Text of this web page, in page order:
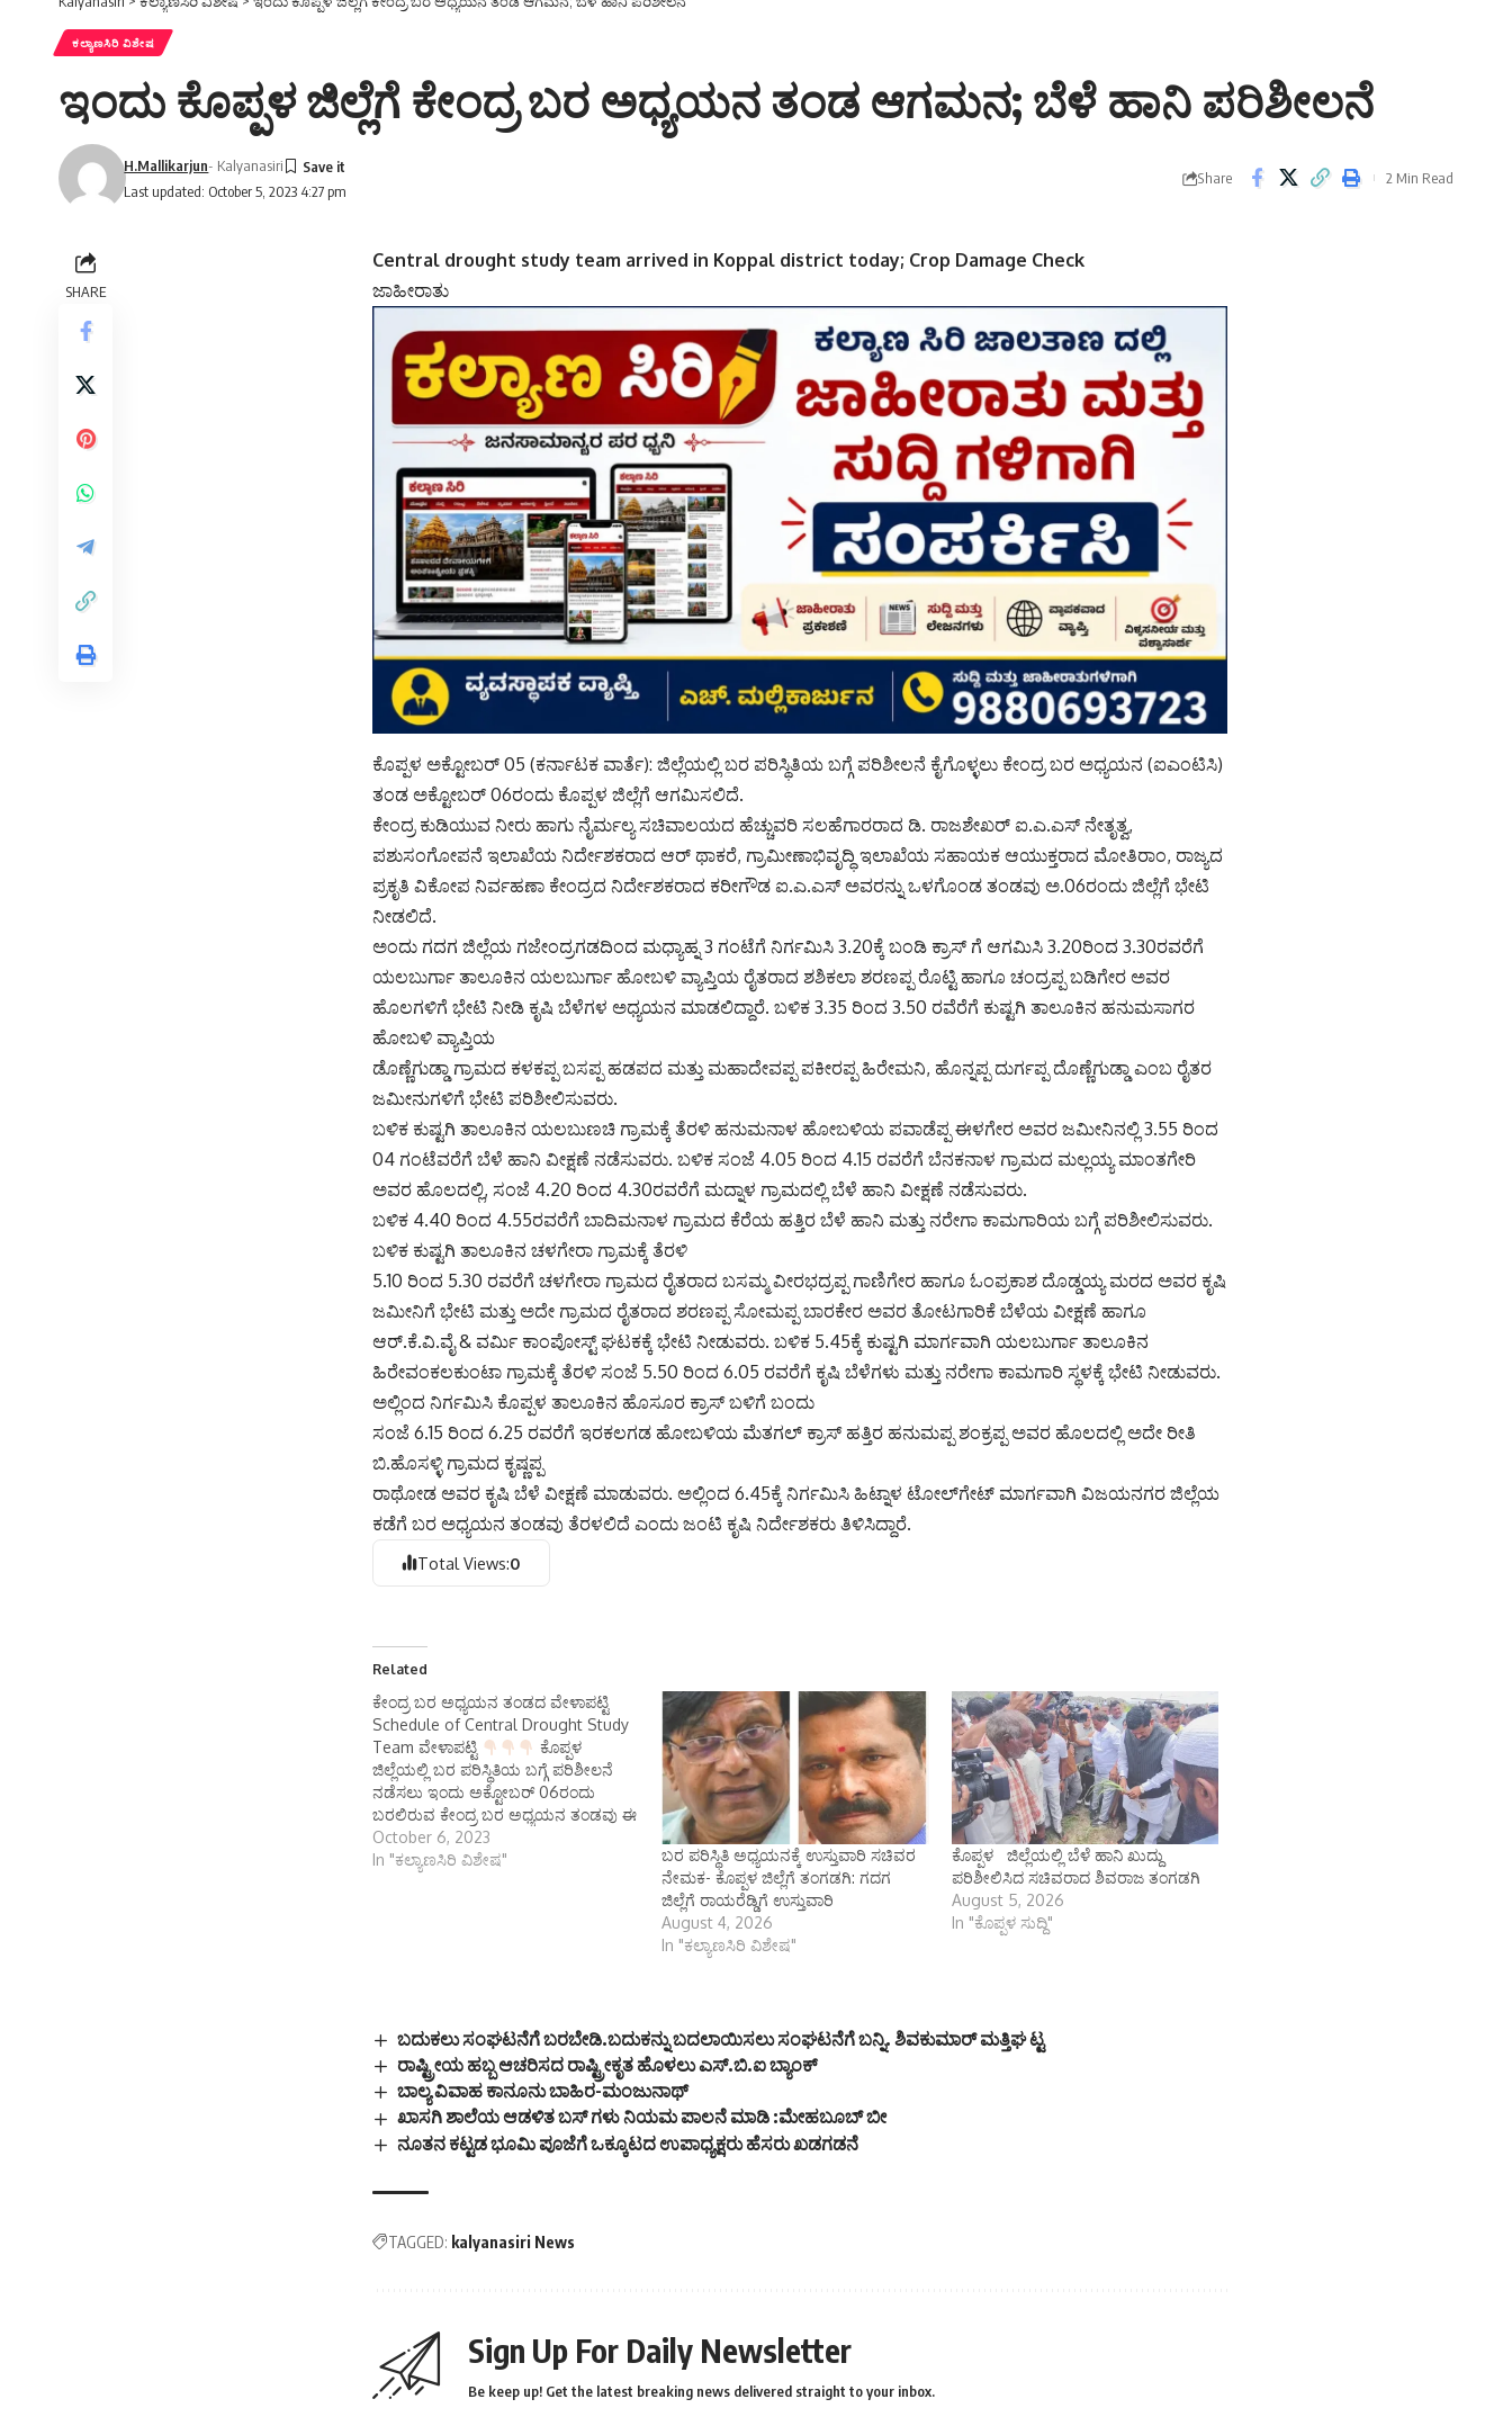
ಕಲ್ಯಾಣಸಿರಿ ವಿಶೇಷ
ಇಂದು ಕೊಪ್ಪಳ ಜಿಲ್ಲೆಗೆ ಕೇಂದ್ರ ಬರ ಅಧ್ಯಯನ ತಂಡ ಆಗಮನ; ಬೆಳೆ ಹಾನಿ ಪರಿಶೀಲನೆ
Last updated: October 5, 2023 4:27 pm
H.Mallikarjun- Kalyanasiri
Share 2 Min Read
SHARE
Central drought study team arrived in Koppal district today; Crop Damage Check
ಜಾಹೀರಾತು
ಕೊಪ್ಪಳ ಅಕ್ಟೋಬರ್ 05 (ಕರ್ನಾಟಕ ವಾರ್ತೆ): ಜಿಲ್ಲೆಯಲ್ಲಿ ಬರ ಪರಿಸ್ಥಿತಿಯ ಬಗ್ಗೆ ಪರಿಶೀಲನೆ ಕೈಗೊಳ್ಳಲು ಕೇಂದ್ರ ಬರ ಅಧ್ಯಯನ (ಐಎಂಟಿಸಿ)
ತಂಡ ಅಕ್ಟೋಬರ್ 06ರಂದು ಕೊಪ್ಪಳ ಜಿಲ್ಲೆಗೆ ಆಗಮಿಸಲಿದೆ.
ಕೇಂದ್ರ ಕುಡಿಯುವ ನೀರು ಹಾಗು ನೈರ್ಮಲ್ಯ ಸಚಿವಾಲಯದ ಹೆಚ್ಚುವರಿ ಸಲಹೆಗಾರರಾದ ಡಿ. ರಾಜಶೇಖರ್ ಐ.ಎ.ಎಸ್ ನೇತೃತ್ವ,
ಪಶುಸಂಗೋಪನೆ ಇಲಾಖೆಯ ‌ನಿರ್ದೇಶಕರಾದ ಆರ್ ಥಾಕರೆ, ಗ್ರಾಮೀಣಾಭಿವೃದ್ಧಿ ಇಲಾಖೆಯ ಸಹಾಯಕ ಆಯುಕ್ತರಾದ ಮೋತಿರಾಂ, ರಾಜ್ಯದ
ಪ್ರಕೃತಿ ವಿಕೋಪ ನಿರ್ವಹಣಾ ಕೇಂದ್ರದ ನಿರ್ದೇಶಕರಾದ ಕರೀಗೌಡ ಐ.ಎ.ಎಸ್ ಅವರನ್ನು ಒಳಗೊಂಡ ತಂಡವು ಅ.06ರಂದು ಜಿಲ್ಲೆಗೆ ಭೇಟಿ
ನೀಡಲಿದೆ.
ಅಂದು ಗದಗ ಜಿಲ್ಲೆಯ ಗಜೇಂದ್ರಗಡದಿಂದ ಮಧ್ಯಾಹ್ನ 3 ಗಂಟೆಗೆ ನಿರ್ಗಮಿಸಿ 3.20ಕ್ಕೆ ಬಂಡಿ ಕ್ರಾಸ್ ಗೆ ಆಗಮಿಸಿ 3.20ರಿಂದ 3.30ರವರೆಗೆ
ಯಲಬುರ್ಗಾ ತಾಲೂಕಿನ ಯಲಬುರ್ಗಾ ಹೋಬಳಿ ವ್ಯಾಪ್ತಿಯ ರೈತರಾದ ಶಶಿಕಲಾ ಶರಣಪ್ಪ ರೊಟ್ಟಿ ಹಾಗೂ ಚಂದ್ರಪ್ಪ ಬಡಿಗೇರ ಅವರ
ಹೊಲಗಳಿಗೆ ಭೇಟಿ ನೀಡಿ ಕೃಷಿ ಬೆಳೆಗಳ ಅಧ್ಯಯನ ಮಾಡಲಿದ್ದಾರೆ. ಬಳಿಕ 3.35 ರಿಂದ 3.50 ರವೆರೆಗೆ ಕುಷ್ಟಗಿ ತಾಲೂಕಿನ ಹನುಮಸಾಗರ
ಹೋಬಳಿ ವ್ಯಾಪ್ತಿಯ
ಡೊಣ್ಣೆಗುಡ್ಡಾ ಗ್ರಾಮದ ಕಳಕಪ್ಪ ಬಸಪ್ಪ ಹಡಪದ ಮತ್ತು ಮಹಾದೇವಪ್ಪ ಪಕೀರಪ್ಪ ಹಿರೇಮನಿ, ಹೊನ್ನಪ್ಪ ದುರ್ಗಪ್ಪ ದೊಣ್ಣೆಗುಡ್ಡಾ ಎಂಬ ರೈತರ
ಜಮೀನುಗಳಿಗೆ ಭೇಟಿ ಪರಿಶೀಲಿಸುವರು.
ಬಳಿಕ ಕುಷ್ಟಗಿ ತಾಲೂಕಿನ ಯಲಬುಣಚಿ ಗ್ರಾಮಕ್ಕೆ ತೆರಳಿ ಹನುಮನಾಳ ಹೋಬಳಿಯ ಪವಾಡೆಪ್ಪ ಈಳಗೇರ ಅವರ ಜಮೀನಿನಲ್ಲಿ 3.55 ರಿಂದ
04 ಗಂಟೆವರೆಗೆ ಬೆಳೆ ಹಾನಿ ವೀಕ್ಷಣೆ ನಡೆಸುವರು. ಬಳಿಕ ಸಂಜೆ 4.05 ರಿಂದ 4.15 ರವರೆಗೆ ಬೆನಕನಾಳ ಗ್ರಾಮದ ಮಲ್ಲಯ್ಯ ಮಾಂತಗೇರಿ
ಅವರ ಹೊಲದಲ್ಲಿ, ಸಂಜೆ 4.20 ರಿಂದ 4.30ರವರೆಗೆ ಮದ್ನಾಳ ಗ್ರಾಮದಲ್ಲಿ ಬೆಳೆ ಹಾನಿ ವೀಕ್ಷಣೆ ನಡೆಸುವರು.
ಬಳಿಕ 4.40 ರಿಂದ 4.55ರವರೆಗೆ ಬಾದಿಮನಾಳ ಗ್ರಾಮದ ಕೆರೆಯ ಹತ್ತಿರ ಬೆಳೆ ಹಾನಿ ಮತ್ತು ನರೇಗಾ ಕಾಮಗಾರಿಯ ಬಗ್ಗೆ ಪರಿಶೀಲಿಸುವರು.
ಬಳಿಕ ಕುಷ್ಟಗಿ ತಾಲೂಕಿನ ಚಳಗೇರಾ ಗ್ರಾಮಕ್ಕೆ ತೆರಳಿ
5.10 ರಿಂದ 5.30 ರವರೆಗೆ ಚಳಗೇರಾ ಗ್ರಾಮದ ರೈತರಾದ ಬಸಮ್ಮ ವೀರಭದ್ರಪ್ಪ ಗಾಣಿಗೇರ ಹಾಗೂ ಓಂಪ್ರಕಾಶ ದೊಡ್ಡಯ್ಯ ಮರದ ಅವರ ಕೃಷಿ
ಜಮೀನಿಗೆ ಭೇಟಿ ಮತ್ತು ಅದೇ ಗ್ರಾಮದ ರೈತರಾದ ಶರಣಪ್ಪ ಸೋಮಪ್ಪ ಬಾರಕೇರ ಅವರ ತೋಟಗಾರಿಕೆ ಬೆಳೆಯ ವೀಕ್ಷಣೆ ಹಾಗೂ
ಆರ್.ಕೆ.ವಿ.ವೈ & ವರ್ಮಿ ಕಾಂಪೋಸ್ಟ್ ಘಟಕಕ್ಕೆ ಭೇಟಿ ನೀಡುವರು. ಬಳಿಕ 5.45ಕ್ಕೆ ಕುಷ್ಟಗಿ ಮಾರ್ಗವಾಗಿ ಯಲಬುರ್ಗಾ ತಾಲೂಕಿನ
ಹಿರೇವಂಕಲಕುಂಟಾ ಗ್ರಾಮಕ್ಕೆ ತೆರಳಿ ಸಂಜೆ 5.50 ರಿಂದ 6.05 ರವರೆಗೆ ಕೃಷಿ ಬೆಳೆಗಳು ಮತ್ತು ನರೇಗಾ ಕಾಮಗಾರಿ ಸ್ಥಳಕ್ಕೆ ಭೇಟಿ ನೀಡುವರು.
ಅಲ್ಲಿಂದ ನಿರ್ಗಮಿಸಿ ಕೊಪ್ಪಳ ತಾಲೂಕಿನ ಹೊಸೂರ ಕ್ರಾಸ್ ಬಳಿಗೆ ಬಂದು
ಸಂಜೆ 6.15 ರಿಂದ 6.25 ರವರೆಗೆ ಇರಕಲಗಡ ಹೋಬಳಿಯ ಮೆತಗಲ್ ಕ್ರಾಸ್ ಹತ್ತಿರ ಹನುಮಪ್ಪ ಶಂಕ್ರಪ್ಪ ಅವರ ಹೊಲದಲ್ಲಿ ಅದೇ ರೀತಿ
ಬಿ.ಹೊಸಳ್ಳಿ ಗ್ರಾಮದ ಕೃಷ್ಣಪ್ಪ
ರಾಥೋಡ ಅವರ ಕೃಷಿ ಬೆಳೆ ವೀಕ್ಷಣೆ ಮಾಡುವರು. ಅಲ್ಲಿಂದ 6.45ಕ್ಕೆ ನಿರ್ಗಮಿಸಿ ಹಿಟ್ನಾಳ ಟೋಲ್‌ಗೇಟ್ ಮಾರ್ಗವಾಗಿ ವಿಜಯನಗರ ಜಿಲ್ಲೆಯ
ಕಡೆಗೆ ಬರ ಅಧ್ಯಯನ ತಂಡವು ತೆರಳಲಿದೆ ಎಂದು ಜಂಟಿ ಕೃಷಿ ನಿರ್ದೇಶಕರು ತಿಳಿಸಿದ್ದಾರೆ.
Total Views:0
Related
ಕೇಂದ್ರ ಬರ ಅಧ್ಯಯನ ತಂಡದ ವೇಳಾಪಟ್ಟಿ
Schedule of Central Drought Study
Team ವೇಳಾಪಟ್ಟಿ
ಕೊಪ್ಪಳ
ಜಿಲ್ಲೆಯಲ್ಲಿ ಬರ ಪರಿಸ್ಥಿತಿಯ ಬಗ್ಗೆ ಪರಿಶೀಲನೆ
ನಡೆಸಲು ಇಂದು ಅಕ್ಟೋಬರ್ 06ರಂದು
ಬರಲಿರುವ ಕೇಂದ್ರ ಬರ ಅಧ್ಯಯನ ತಂಡವು ಈ
ಕೆಳಗಿನಂತೆ ಜಿಲ್ಲೆಯಲ್ಲಿ ಸಂಚರಿಸಲಿದೆ.
ಗಜೇಂದ್ರಗಡದಿಂದ ಮಧ್ಯಾಹ್ನ 3 ಗಂಟೆಗೆ
October 6, 2023
In "ಕಲ್ಯಾಣಸಿರಿ ವಿಶೇಷ"
ಬರ ಪರಿಸ್ಥಿತಿ ಅಧ್ಯಯನಕ್ಕೆ ಉಸ್ತುವಾರಿ ಸಚಿವರ
ನೇಮಕ- ಕೊಪ್ಪಳ ಜಿಲ್ಲೆಗೆ ತಂಗಡಗಿ: ಗದಗ
ಜಿಲ್ಲೆಗೆ ರಾಯರೆಡ್ಡಿಗೆ ಉಸ್ತುವಾರಿ
August 4, 2026
In "ಕಲ್ಯಾಣಸಿರಿ ವಿಶೇಷ"
ಕೊಪ್ಪಳ ಜಿಲ್ಲೆಯಲ್ಲಿ ಬೆಳೆ ಹಾನಿ ಖುದ್ದು
ಪರಿಶೀಲಿಸಿದ ಸಚಿವರಾದ ಶಿವರಾಜ ತಂಗಡಗಿ
August 5, 2026
In "ಕೊಪ್ಪಳ ಸುದ್ದಿ"
ಬದುಕಲು ಸಂಘಟನೆಗೆ ಬರಬೇಡಿ.ಬದುಕನ್ನು ಬದಲಾಯಿಸಲು ಸಂಘಟನೆಗೆ ಬನ್ನಿ. ಶಿವಕುಮಾರ್ ಮತ್ತಿಘ ಟ್ಟ
ರಾಷ್ಟ್ರೀಯ ಹಬ್ಬ ಆಚರಿಸದ ರಾಷ್ಟ್ರೀಕೃತ ಹೊಳಲು ಎಸ್.ಬಿ.ಐ ಬ್ಯಾಂಕ್
ಬಾಲ್ಯ ವಿವಾಹ ಕಾನೂನು ಬಾಹಿರ-ಮಂಜುನಾಥ್
ಖಾಸಗಿ ಶಾಲೆಯ ಆಡಳಿತ ಬಸ್ ಗಳು ನಿಯಮ ಪಾಲನೆ ಮಾಡಿ :ಮೇಹಬೂಬ್ ಬೀ
ನೂತನ ಕಟ್ಟಡ ಭೂಮಿ ಪೂಜೆಗೆ ಒಕ್ಕೂಟದ ಉಪಾಧ್ಯಕ್ಷರು ಹೆಸರು ಖಡಗಡನೆ
TAGGED: kalyanasiri News
Sign Up For Daily Newsletter
Be keep up! Get the latest breaking news delivered straight to your inbox.